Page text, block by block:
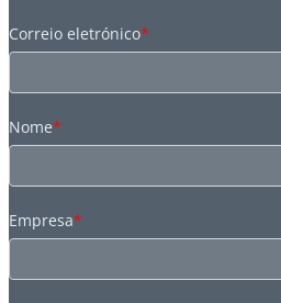
Correio eletrónico*
Nome*
Empresa*